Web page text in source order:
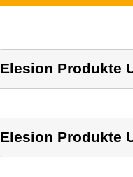
Elesion Produkte
Elesion Produkte